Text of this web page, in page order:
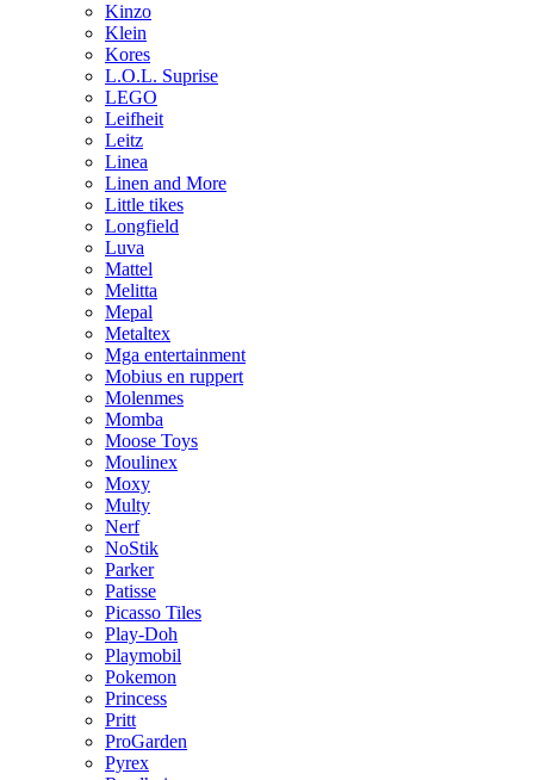
Kinzo
Klein
Kores
L.O.L. Suprise
LEGO
Leifheit
Leitz
Linea
Linen and More
Little tikes
Longfield
Luva
Mattel
Melitta
Mepal
Metaltex
Mga entertainment
Mobius en ruppert
Molenmes
Momba
Moose Toys
Moulinex
Moxy
Multy
Nerf
NoStik
Parker
Patisse
Picasso Tiles
Play-Doh
Playmobil
Pokemon
Princess
Pritt
ProGarden
Pyrex